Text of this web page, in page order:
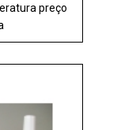
preço